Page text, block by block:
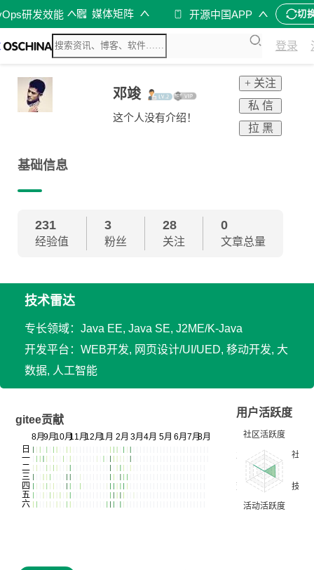
研发效能 媒体矩阵 开源中国APP 切
登录
邓竣
这个人没有介绍！
+ 关注
私 信
拉 黑
基础信息
231
经验值
3
粉丝
28
关注
0
文章总量
技术雷达
专长领域：Java EE, Java SE, J2ME/K-Java
开发平台：WEB开发, 网页设计/UI/UED, 移动开发, 大
数据, 人工智能
gitee贡献
用户活跃度